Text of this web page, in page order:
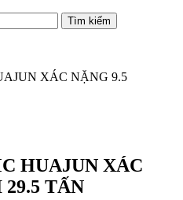
XÁC NẶNG 9.5
HUAJUN XÁC
TẤN